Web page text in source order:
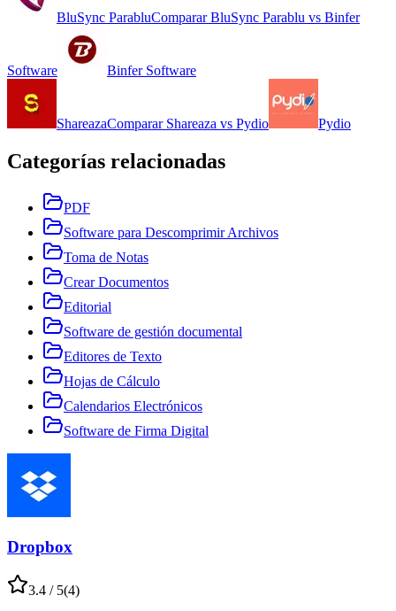
BluSync ParabluComparar BluSync Parablu vs Binfer
Software Binfer Software
ShareazaComparar Shareaza vs Pydio Pydio
Categorías relacionadas
PDF
Software para Descomprimir Archivos
Toma de Notas
Crear Documentos
Editorial
Software de gestión documental
Editores de Texto
Hojas de Cálculo
Calendarios Electrónicos
Software de Firma Digital
Dropbox
3.4 / 5(4)